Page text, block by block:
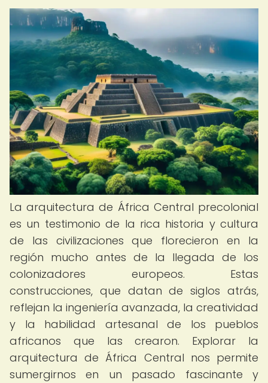
La arquitectura de África Central precolonial
es un testimonio de la rica historia y cultura
de las civilizaciones que florecieron en la
región mucho antes de la llegada de los
colonizadores europeos. Estas
construcciones, que datan de siglos atrás,
reflejan la ingeniería avanzada, la creatividad
y la habilidad artesanal de los pueblos
africanos que las crearon. Explorar la
arquitectura de África Central nos permite
sumergirnos en un pasado fascinante y